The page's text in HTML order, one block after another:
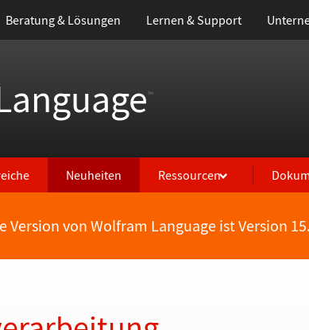
Beratung & Lösungen Lernen & Support
™
Neuheiten Ressourcen
Version von Wolfram Language ist Version